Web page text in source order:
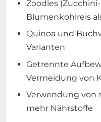
Zoodles
Blumenkohlreis
Quinoa und
Varianten
Getrennte
Vermeidung von
Verwendung von
mehr Nährstoffe